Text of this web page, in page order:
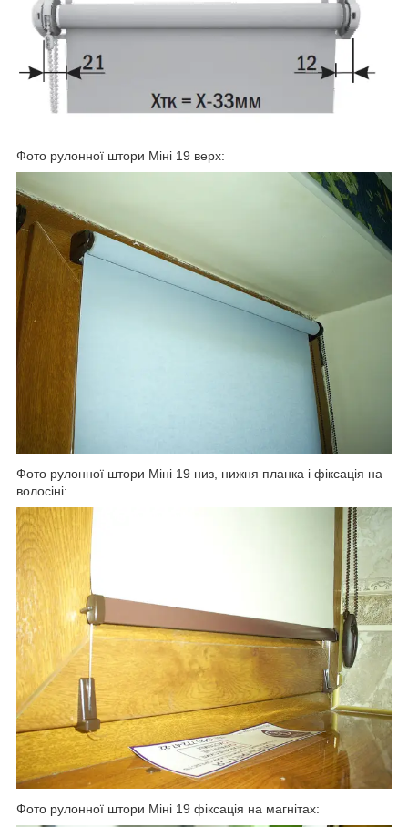
Фото рулонної штори Міні 19 верх:
Фото рулонної штори Міні 19 низ, нижня планка і фіксація на
волосіні:
Фото рулонної штори Міні 19 фіксація на магнітах: